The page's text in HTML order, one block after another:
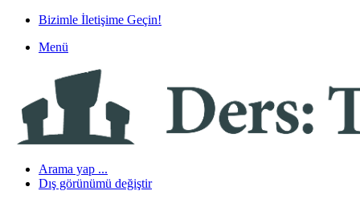
Bizimle İletişime Geçin!
Menü
Arama yap ...
Dış görünümü değiştir